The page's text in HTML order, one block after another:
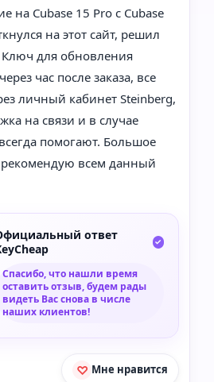
на Cubase 15 Pro с Cubase
на этот сайт, решил
Ключ для обновления
час после заказа, все
личный кабинет Steinberg,
на связи и в случае
помогают. Большое
рекомендую всем данный
ответ
Спасибо, что нашли время
оставить отзыв, будем рады
видеть Вас снова в числе
наших клиентов!
Мне нравится